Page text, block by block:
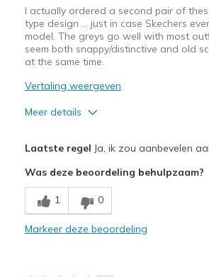
I actually ordered a second pair of
type design ... just in case Skechers
model. The greys go well with most
seem both snappy/distinctive and old
at the same time.
Vertaling weergeven
Meer details
Comfortable
Stylish
Laatste regel Ja, ik zou aanbevelen
Was deze beoordeling behulpzaam?
1 0
Markeer deze beoordeling